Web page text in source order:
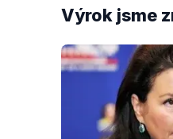
Výrok jsme